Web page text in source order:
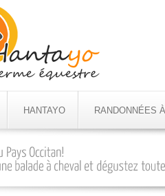
HANTAYO RANDONNÉES